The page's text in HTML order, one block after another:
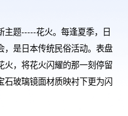
主题-----花火。每逢夏季，日
，是日本传统民俗活动。表盘
火，将花火闪耀的那一刻停留
石玻璃镜面材质映衬下更为闪